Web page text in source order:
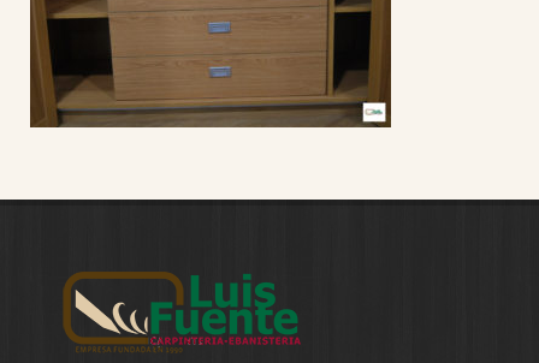
PUERTAS DE MADERA
SUELOS DE MADERA
TRABAJOS A MEDIDA
VENTANAS DE ALUMINIO Y PVC
NUESTROS TRABAJOS